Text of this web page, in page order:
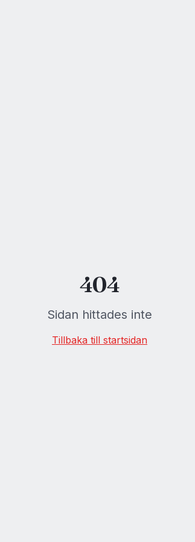
404
Sidan hittades inte
Tillbaka till startsidan